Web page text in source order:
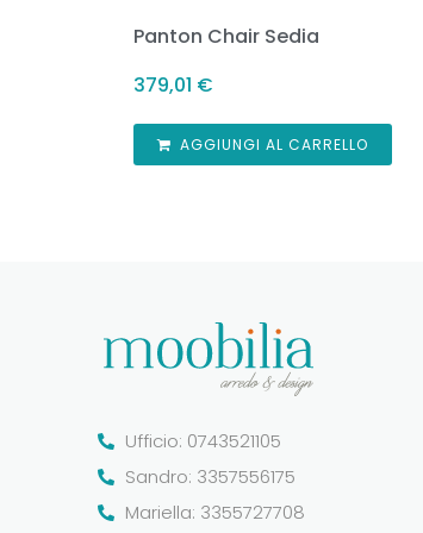
Panton Chair Sedia
379,01 €
AGGIUNGI AL CARRELLO
Ufficio: 0743521105
Sandro: 3357556175
Mariella: 3355727708